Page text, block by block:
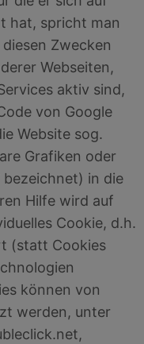
hat, spricht man
Zwecken
Webseiten,
aktiv sind,
von Google
Website sog.
Grafiken oder
bezeichnet) in die
Hilfe wird auf
Cookie, d.h.
(statt Cookies
können von
werden, unter